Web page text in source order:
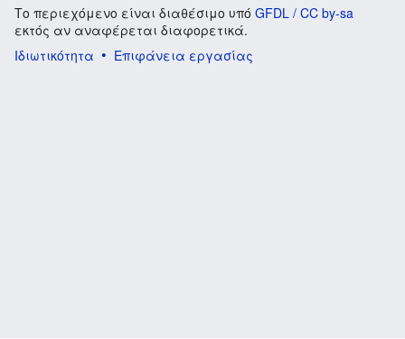
Το περιεχόμενο είναι διαθέσιμο υπό GFDL / CC by-sa
εκτός αν αναφέρεται διαφορετικά.
Ιδιωτικότητα
Επιφάνεια εργασίας